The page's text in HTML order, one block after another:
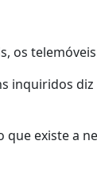
os
inquiridos
existe a